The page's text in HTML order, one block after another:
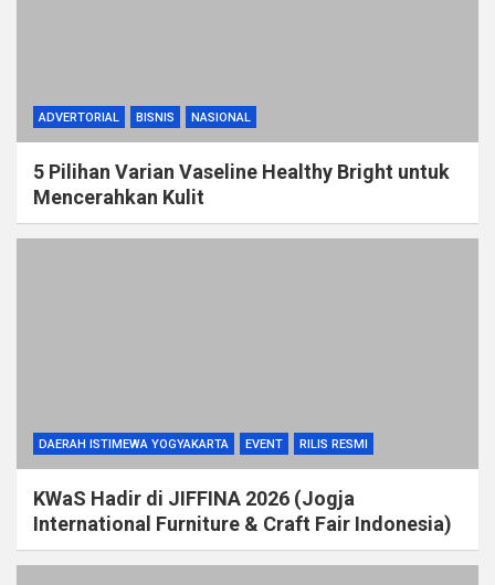
ADVERTORIAL BISNIS NASIONAL
5 Pilihan Varian Vaseline Healthy Bright untuk
Mencerahkan Kulit
DAERAH ISTIMEWA YOGYAKARTA EVENT RILIS RESMI
KWaS Hadir di JIFFINA 2026 (Jogja
International Furniture & Craft Fair Indonesia)